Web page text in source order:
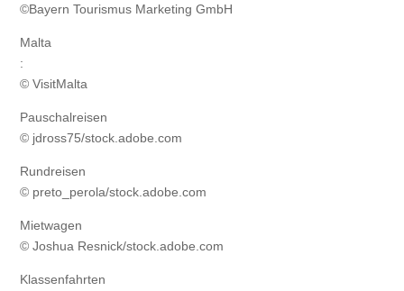
©Bayern Tourismus Marketing GmbH
Malta
:
© VisitMalta
Pauschalreisen
© jdross75/stock.adobe.com
Rundreisen
© preto_perola/stock.adobe.com
Mietwagen
© Joshua Resnick/stock.adobe.com
Klassenfahrten